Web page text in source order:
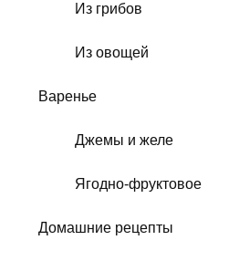
Из грибов
Из овощей
Варенье
Джемы и желе
Ягодно-фруктовое
Домашние рецепты